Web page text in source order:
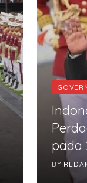
pada
BY